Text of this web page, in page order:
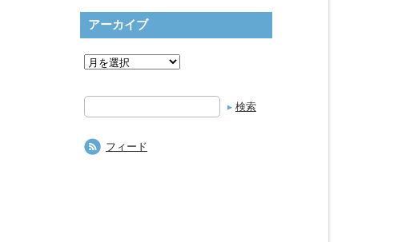
アーカイブ
索
フィード